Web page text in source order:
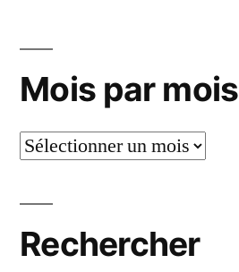
Mois par mois
Mois
Rechercher